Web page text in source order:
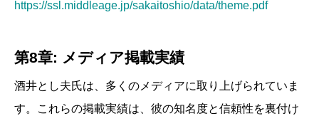
https://ssl.middleage.jp/sakaitoshio/data/theme.pdf
第8章: メディア掲載実績
酒井とし夫氏は、多くのメディアに取り上げられていま
す。これらの掲載実績は、彼の知名度と信頼性を裏付け